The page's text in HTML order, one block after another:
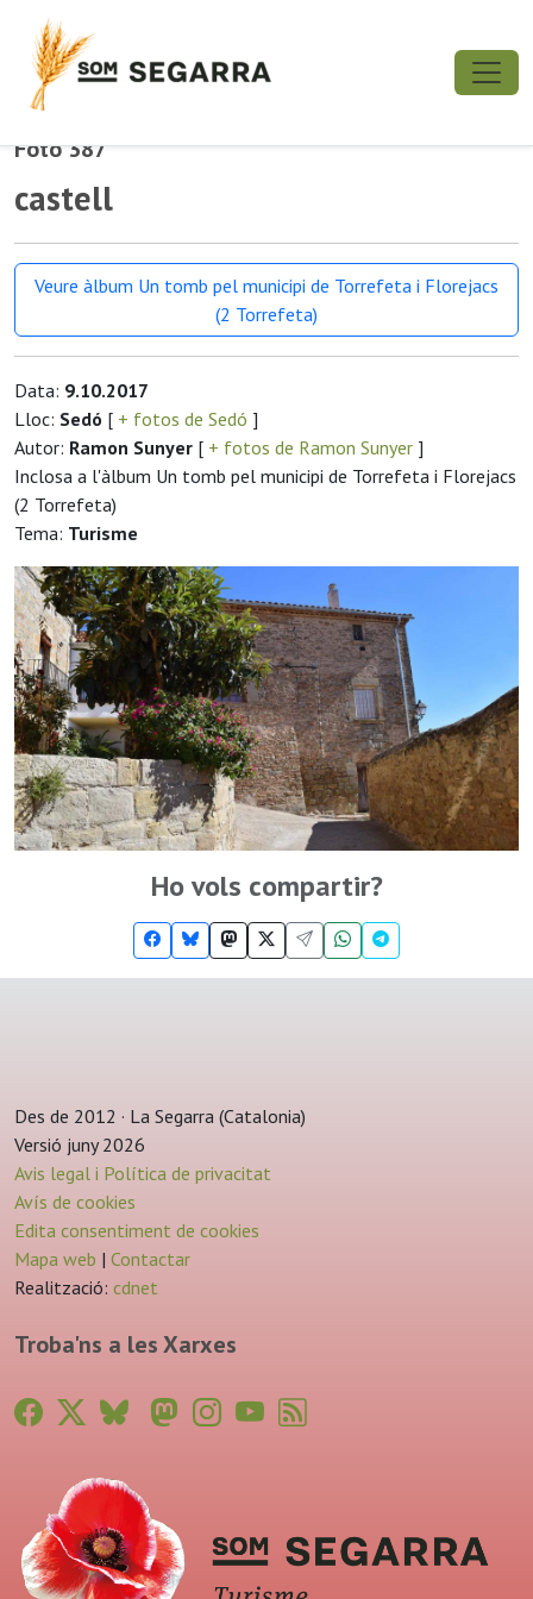
Foto 387
castell
Veure àlbum Un tomb pel municipi de Torrefeta i Florejacs
(2 Torrefeta)
Data: 9.10.2017
Lloc: Sedó [ + fotos de Sedó ]
Autor: Ramon Sunyer [ + fotos de Ramon Sunyer ]
Inclosa a l'àlbum Un tomb pel municipi de Torrefeta i Florejacs
(2 Torrefeta)
Tema: Turisme
Ho vols compartir?
Des de 2012 · La Segarra (Catalonia)
Versió juny 2026
Avis legal i Política de privacitat
Avís de cookies
Edita consentiment de cookies
Mapa web | Contactar
Realització: cdnet
Troba'ns a les Xarxes